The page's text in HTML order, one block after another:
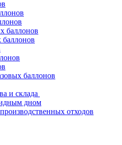
баллонов
баллонов
и склада
дном
отходов